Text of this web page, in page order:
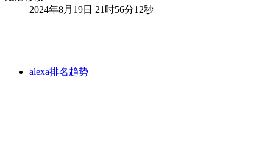
2024年8月19日 21时56分12秒
alexa排名趋势